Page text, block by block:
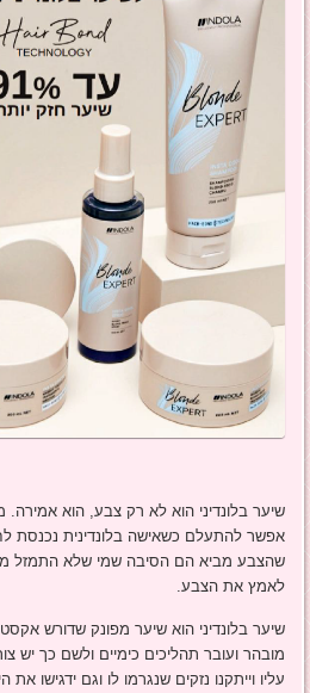
שיער בלונדיני הוא לא רק צבע, הוא אמירה.
אפשר להתעלם כשאישה בלונדינית נכנסת
שהצבע מביא הם הסיבה שמי שלא התמזל
לאמץ את הצבע.
שיער בלונדיני הוא שיער מפונק שדורש
מובהר ועובר תהליכים כימיים ולשם כך יש
עליו וייתקנו נזקים שנגרמו לו וגם ידגישו את